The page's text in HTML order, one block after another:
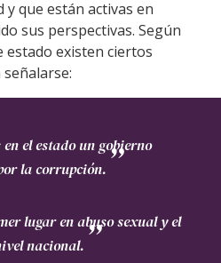
que están activas en
sus perspectivas. Según
estado existen ciertos
el estado un gobierno
la corrupción.
lugar en abuso sexual y el
nacional.